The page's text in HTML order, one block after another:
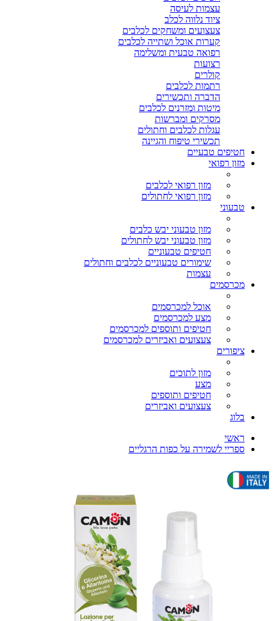
עצמות לעיסה
ציוד נלווה לכלב
צעצועים ומשחקים לכלבים
קערות אוכל ושתייה לכלבים
רפואה טבעית ומשלימה
רצועות
קולרים
רתמות לכלבים
הדברה ותכשירים
מיטות ומזרנים לכלבים
מסרקים ומברשות
עגלות לכלבים וחתולים
תכשירי טיפוח והגיינה
חטיפים טבעיים
מזון רפואי
מזון רפואי לכלבים
מזון רפואי לחתולים
טבעוני
מזון טבעוני יבש כלבים
מזון טבעוני יבש לחתולים
חטיפים טבעוניים
שימורים טבעוניים לכלבים וחתולים
עצמות
מכרסמים
אוכל למכרסמים
מצע למכרסמים
חטיפים ותוספים למכרסמים
צעצועים ואביזרים למכרסמים
ציפורים
מזון לתוכים
מצע
חטיפים ותוספים
צעצועים ואביזרים
בלוג
ראשי
ספריי לשמירה על כפות הרגליים